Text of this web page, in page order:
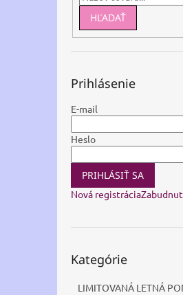
HĽADAŤ
Prihlásenie
E-mail
Heslo
PRIHLÁSIŤ SA
Nová registrácia
kategórie
Kategórie
LIMITOVANÁ LETNÁ